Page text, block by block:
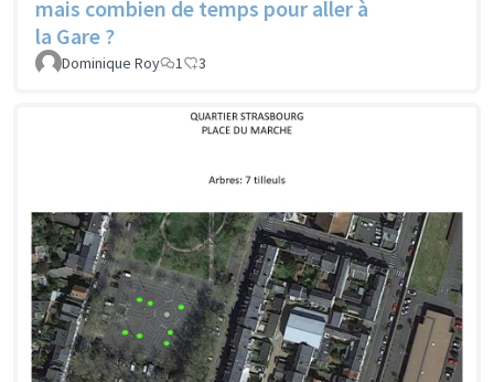
mais combien de temps pour aller à
la Gare ?
Dominique Roy 1 3